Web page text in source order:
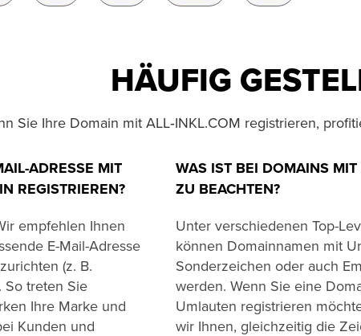
HÄUFIG
Sie Ihre Domain mit ALL‑INKL.COM registrieren,
ADRESSE MIT
REGISTRIEREN?
empfehlen Ihnen
E-Mail-Adresse
(z. B.
So treten Sie
Ihre Marke und
Kunden und
WAS IST BEI DOMAINS MIT
ZU BEACHTEN?
Unter verschiedenen Top-
können Domainnamen mit
Sonderzeichen oder auch
werden. Wenn Sie eine
Umlauten registrieren
wir Ihnen, gleichzeitig die